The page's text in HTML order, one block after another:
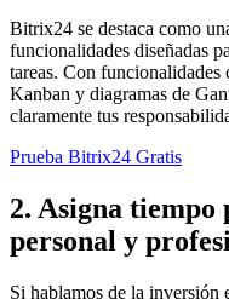
Bitrix24 se destaca como
funcionalidades diseñadas
tareas. Con funcionalidades
Kanban y diagramas de
claramente tus
Prueba Bitrix24 Gratis
2. Asigna
personal y
Si hablamos de la inversión